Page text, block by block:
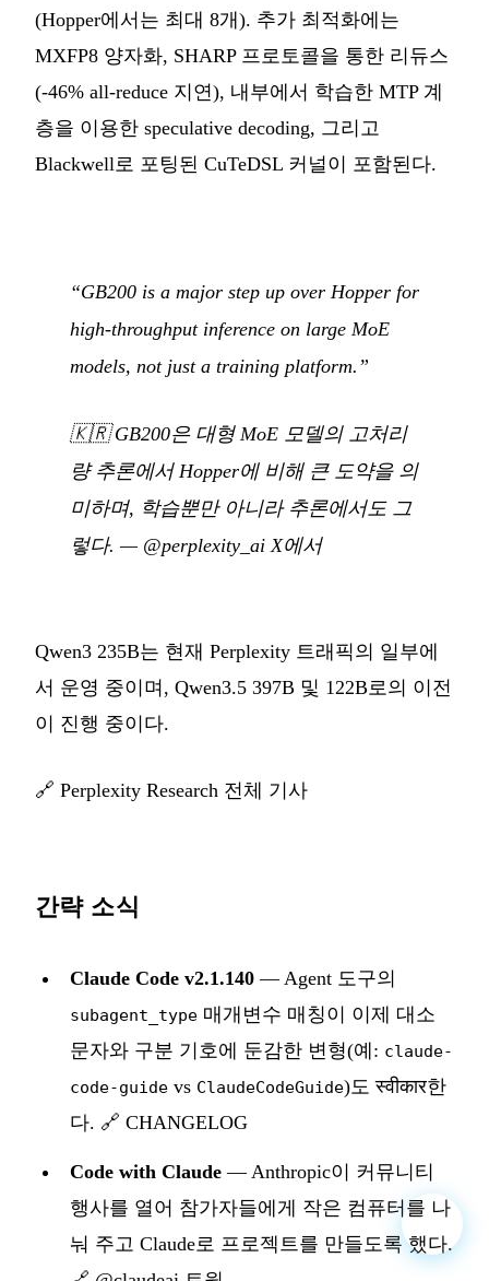
(Hopper에서는 최대 8개). 추가 최적화에는
MXFP8 양자화, SHARP 프로토콜을 통한 리듀스
(-46% all-reduce 지연), 내부에서 학습한 MTP 계
층을 이용한 speculative decoding, 그리고
Blackwell로 포팅된 CuTeDSL 커널이 포함된다.
“GB200 is a major step up over Hopper for
high-throughput inference on large MoE
models, not just a training platform.”
🇰🇷GB200은 대형 MoE 모델의 고처리
량 추론에서 Hopper에 비해 큰 도약을 의
미하며, 학습뿐만 아니라 추론에서도 그
렇다. — @perplexity_ai X에서
Qwen3 235B는 현재 Perplexity 트래픽의 일부에
서 운영 중이며, Qwen3.5 397B 및 122B로의 이전
이 진행 중이다.
🔗 Perplexity Research 전체 기사
간략 소식
Claude Code v2.1.140 — Agent 도구의
subagent_type 매개변수 매칭이 이제 대소
문자와 구분 기호에 둔감한 변형(예: claude-
code-guide vs ClaudeCodeGuide)도 स्वीकार한
다. 🔗 CHANGELOG
Code with Claude — Anthropic이 커뮤니티
행사를 열어 참가자들에게 작은 컴퓨터를 나
눠 주고 Claude로 프로젝트를 만들도록 했다.